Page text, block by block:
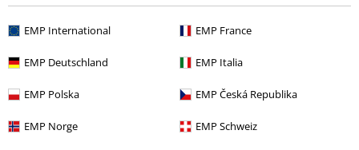
EMP International EMP France
EMP Deutschland EMP Italia
EMP Polska EMP Česká Republika
EMP Norge EMP Schweiz
Band Merch Album
Offerte % Media Vinyl
Newsletter